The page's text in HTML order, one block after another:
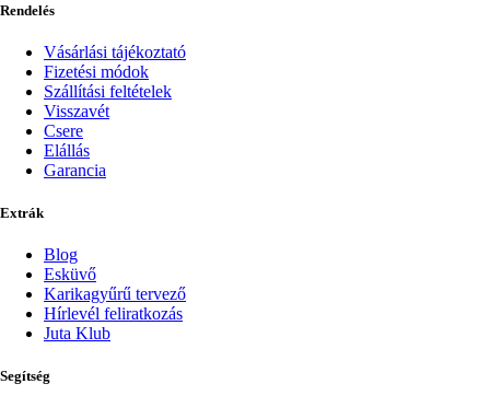
Rendelés
Vásárlási tájékoztató
Fizetési módok
Szállítási feltételek
Visszavét
Csere
Elállás
Garancia
Extrák
Blog
Esküvő
Karikagyűrű tervező
Hírlevél feliratkozás
Juta Klub
Segítség